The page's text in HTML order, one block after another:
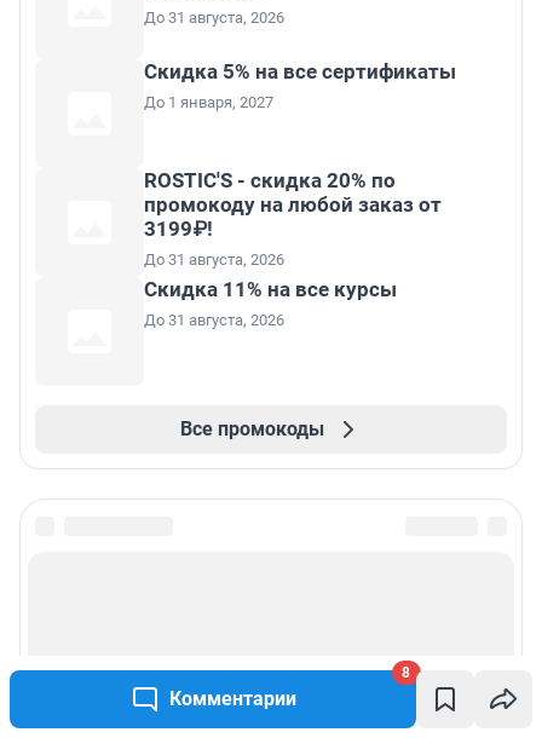
Комментарии
8
До 31 августа, 2026
Скидка 5% на все сертификаты
До 1 января, 2027
ROSTIC'S - скидка 20% по
промокоду на любой заказ от
3199₽!
До 31 августа, 2026
Скидка 11% на все курсы
До 31 августа, 2026
Все промокоды